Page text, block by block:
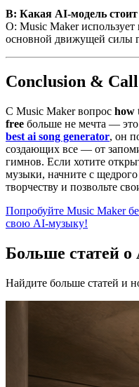
В: Какая AI-модель
О: Music Maker
основной движущей силы
Conclusion &
С Music Maker вопрос how
free больше не мечта —
best ai song generator, он
создающих все — от
гимнов. Если хотите
музыки, начните с
творчеству и позвольте
Попробуйте Music Maker
свою AI-музыку!
Больше статей
Найдите больше статей и